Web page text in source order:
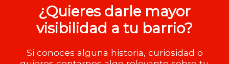
¿Quieres darle mayor
visibilidad a tu barrio?
Si conoces alguna historia, curiosidad o